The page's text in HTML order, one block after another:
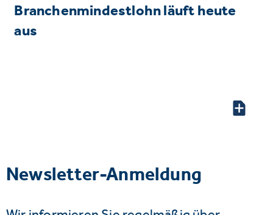
Branchenmindestlohn läuft heute
aus
Newsletter-Anmeldung